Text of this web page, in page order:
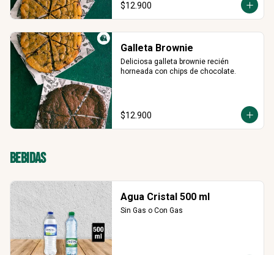
$12.900
Galleta Brownie
Deliciosa galleta brownie recién
horneada con chips de chocolate.
$12.900
Bebidas
Agua Cristal 500 ml
Sin Gas o Con Gas